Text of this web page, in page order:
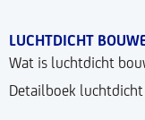
LUCHTDICHT
Wat is luchtdicht
Detailboek